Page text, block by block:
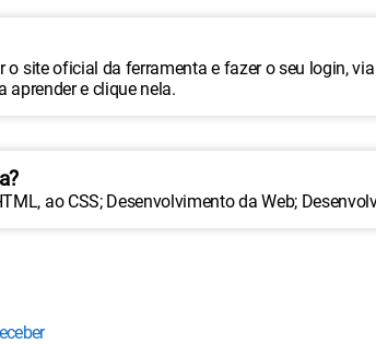
site oficial da ferramenta e fazer o seu login,
aprender e clique nela.
ao CSS; Desenvolvimento da Web;